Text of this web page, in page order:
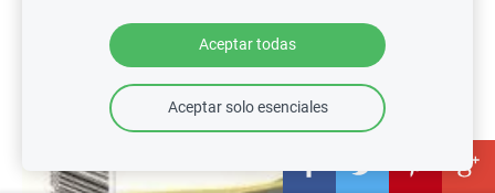
Aceptar todas
Aceptar solo esenciales